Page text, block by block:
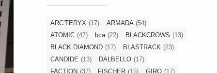
ARC’TERYX (17) ARMADA (54)
ATOMIC (47) bca (22) BLACKCROWS (13)
BLACK DIAMOND (17) BLASTRACK (23)
CANDIDE (13) DALBELLO (17)
FACTION (37) FISCHER (15) GIRO (17)